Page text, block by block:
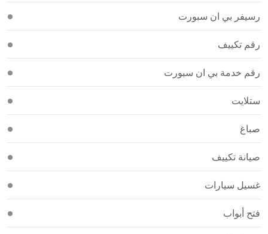
رسيفر بي ان سبورت
رقم تكييف
رقم خدمة بي ان سبورت
ستلايت
صباغ
صيانة تكييف
غسيل سيارات
فتح أبواب